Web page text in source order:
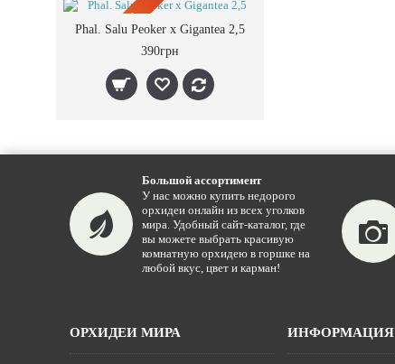
ПРЕДЗАКАЗ
Phal. Salu Peoker x Gigantea 2,5
390грн
Большой ассортимент
У нас можно купить недорого
орхидеи онлайн из всех уголков
мира. Удобный сайт-каталог, где
вы можете выбрать красивую
комнатную орхидею в горшке на
любой вкус, цвет и карман!
ОРХИДЕИ МИРА ИНФОРМАЦИЯ